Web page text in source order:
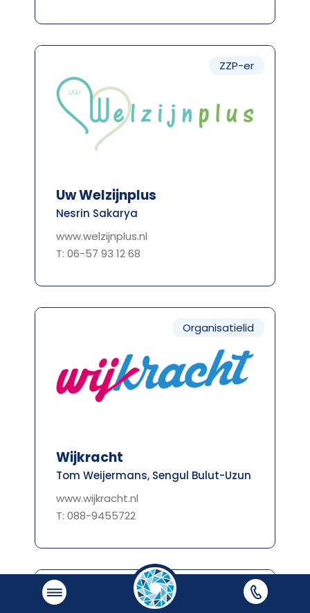
ZZP-er
Uw Welzijnplus
Nesrin Sakarya
www.welzijnplus.nl
T: 06-57 93 12 68
Organisatielid
Wijkracht
Tom Weijermans, Sengul Bulut-Uzun
www.wijkracht.nl
T: 088-9455722
Organisatielid